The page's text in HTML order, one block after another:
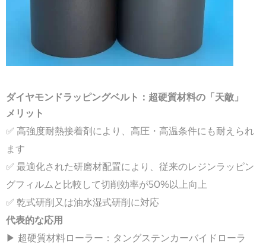
ダイヤモンドラッピングベルト：超硬質材料の「天敵」
メリット
✅ 高強度耐熱接着剤により、高圧・高温条件にも耐えられ
ます
✅ 最適化された研磨材配置により、従来のレジンラッピン
グフィルムと比較して切削効率が50%以上向上
✅ 乾式研削又は油水湿式研削に対応
代表的な応用
▶ 超硬質材料ローラー：タングステンカーバイドローラ